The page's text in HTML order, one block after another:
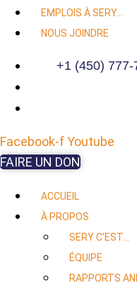
EMPLOIS À SERY…
NOUS JOINDRE
+1 (450) 777-
Facebook-fYoutube
FAIRE UN DON
ACCUEIL
À PROPOS
SERY C’EST…
ÉQUIPE
RAPPORTS